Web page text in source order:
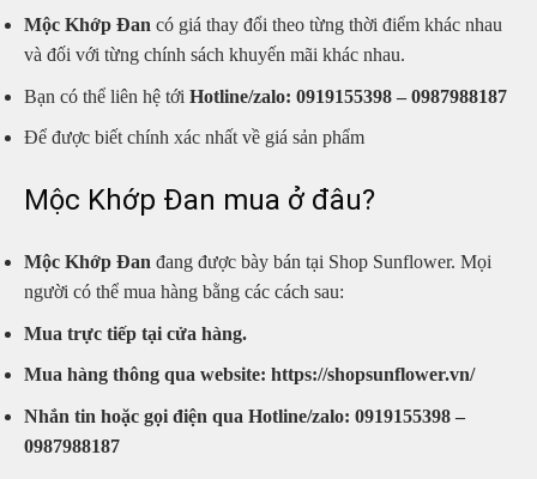
Mộc Khớp Đan có giá thay đổi theo từng thời điểm khác nhau
và đối với từng chính sách khuyến mãi khác nhau.
Bạn có thể liên hệ tới Hotline/zalo: 0919155398 – 0987988187
Để được biết chính xác nhất về giá sản phẩm
Mộc Khớp Đan mua ở đâu?
Mộc Khớp Đan đang được bày bán tại Shop Sunflower. Mọi
người có thể mua hàng bằng các cách sau:
Mua trực tiếp tại cửa hàng.
Mua hàng thông qua website: https://shopsunflower.vn/
Nhắn tin hoặc gọi điện qua Hotline/zalo: 0919155398 –
0987988187